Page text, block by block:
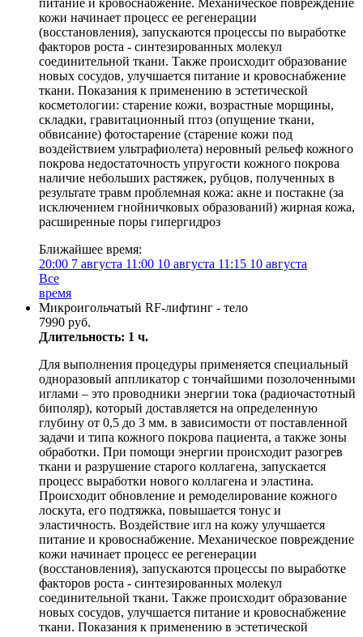
питание и кровоснабжение. Механическое повреждение
кожи начинает процесс ее регенерации
(восстановления), запускаются процессы по выработке
факторов роста - синтезированных молекул
соединительной ткани. Также происходит образование
новых сосудов, улучшается питание и кровоснабжение
ткани. Показания к применению в эстетической
косметологии: старение кожи, возрастные морщины,
складки, гравитационный птоз (опущение ткани,
обвисание) фотостарение (старение кожи под
воздействием ультрафиолета) неровный рельеф кожного
покрова недостаточность упругости кожного покрова
наличие небольших растяжек, рубцов, полученных в
результате травм проблемная кожа: акне и постакне (за
исключением гнойничковых образований) жирная кожа,
расширенные поры гипергидроз
Ближайшее время:
20:00 7 августа 11:00 10 августа 11:15 10 августа
Все
время
Микроигольчатый RF-лифтинг - тело
7990 руб.
Длительность: 1 ч.
Для выполнения процедуры применяется специальный
одноразовый аппликатор с тончайшими позолоченными
иглами – это проводники энергии тока (радиочастотный
биполяр), который доставляется на определенную
глубину от 0,5 до 3 мм. в зависимости от поставленной
задачи и типа кожного покрова пациента, а также зоны
обработки. При помощи энергии происходит разогрев
ткани и разрушение старого коллагена, запускается
процесс выработки нового коллагена и эластина.
Происходит обновление и ремоделирование кожного
лоскута, его подтяжка, повышается тонус и
эластичность. Воздействие игл на кожу улучшается
питание и кровоснабжение. Механическое повреждение
кожи начинает процесс ее регенерации
(восстановления), запускаются процессы по выработке
факторов роста - синтезированных молекул
соединительной ткани. Также происходит образование
новых сосудов, улучшается питание и кровоснабжение
ткани. Показания к применению в эстетической